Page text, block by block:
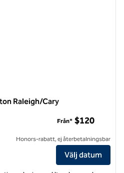
Raleigh/Cary
Suites by Hilton Raleigh/Cary
Från* $120
Honors-rabatt, ej återbetalningsbar
Välj datum